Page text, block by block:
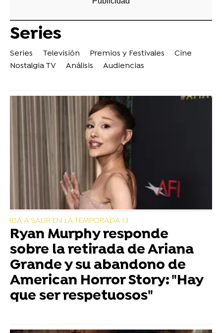
Series
Series Televisión Premios y Festivales
Cine
Nostalgia TV
Análisis Audiencias
IBA A SALIR EN LA TEMPORADA 13
Ryan Murphy responde
sobre la retirada de Ariana
Grande y su abandono de
American Horror Story: "Hay
que ser respetuosos"